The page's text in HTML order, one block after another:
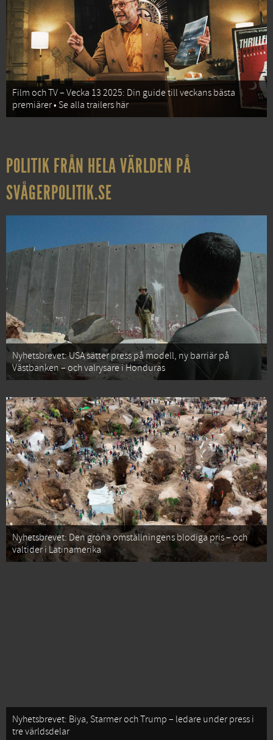
Film och TV – Vecka 13 2025: Din guide till veckans bästa
premiärer • Se alla trailers här
POLITIK FRÅN HELA VÄRLDEN PÅ
SVÅGERPOLITIK.SE
Nyhetsbrevet: USA sätter press på modell, ny barriär på
Västbanken – och valrysare i Honduras
Nyhetsbrevet: Den gröna omställningens blodiga pris – och
valtider i Latinamerika
Nyhetsbrevet: Biya, Starmer och Trump – ledare under press i
tre världsdelar